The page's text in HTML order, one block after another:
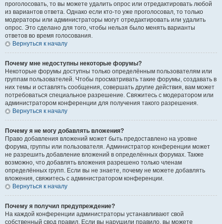
проголосовать, то вы можете удалить опрос или отредактировать любой
из вариантов ответа. Однако если кто-то уже проголосовал, то только
модераторы или администраторы могут отредактировать или удалить
опрос. Это сделано для того, чтобы нельзя было менять варианты
ответов во время голосования.
Вернуться к началу
Почему мне недоступны некоторые форумы?
Некоторые форумы доступны только определённым пользователям или
группам пользователей. Чтобы просматривать такие форумы, создавать в
них темы и оставлять сообщения, совершать другие действия, вам может
потребоваться специальное разрешение. Свяжитесь с модератором или
администратором конференции для получения такого разрешения.
Вернуться к началу
Почему я не могу добавлять вложения?
Право добавления вложений может быть предоставлено на уровне
форума, группы или пользователя. Администратор конференции может
не разрешить добавление вложений в определённых форумах. Также
возможно, что добавлять вложения разрешено только членам
определённых групп. Если вы не знаете, почему не можете добавлять
вложения, свяжитесь с администратором конференции.
Вернуться к началу
Почему я получил предупреждение?
На каждой конференции администраторы устанавливают свой
собственный свод правил. Если вы нарушили правило, вы можете